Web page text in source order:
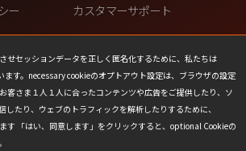
せセッションデータを正しく匿名化するために、私たちは
ます。necessary cookieのオプトアウト設定は、ブラウザの設定
客さま１人１人に合ったコンテンツや広告をご提供したり、ソ
したり、ウェブのトラフィックを解析したりするために、
す 「はい、同意します」をクリックすると、optional Cookieの
ー
カスタマーサポート
ポリシー
個人情報の販売や共有を許可し
ない
プレスリリース
お問い合わせ